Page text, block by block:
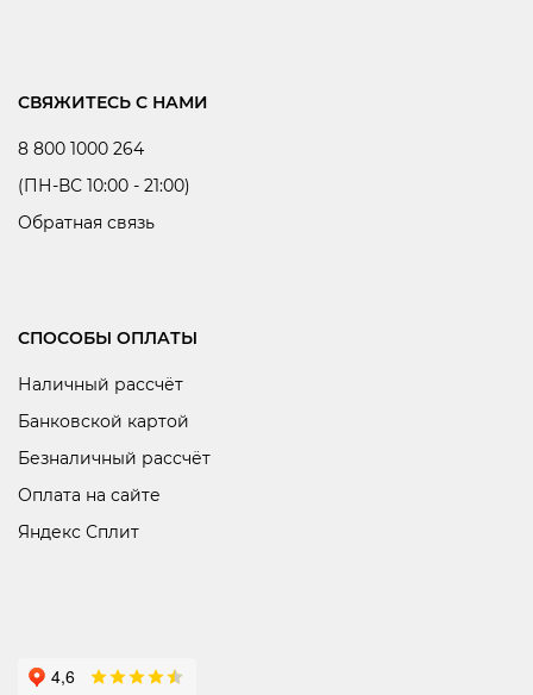
СВЯЖИТЕСЬ С НАМИ
8 800 1000 264
(ПН-ВС 10:00 - 21:00)
Обратная связь
СПОСОБЫ ОПЛАТЫ
Наличный рассчёт
Банковской картой
Безналичный рассчёт
Оплата на сайте
Яндекс Сплит